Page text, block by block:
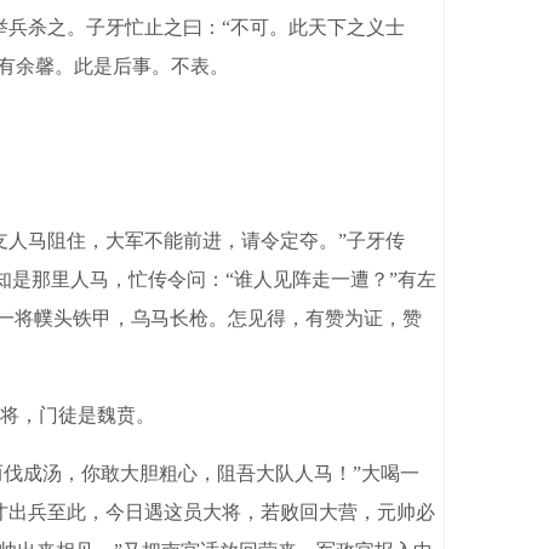
杀之。子牙忙止之曰：“不可。此天下之义士
馨。此是后事。不表。
马阻住，大军不能前进，请令定夺。”子牙传
那里人马，忙传令问：“谁人见阵走一遭？”有左
将幞头铁甲，乌马长枪。怎见得，有赞为证，赞
门徒是魏贲。
汤，你敢大胆粗心，阻吾大队人马！”大喝一
兵至此，今日遇这员大将，若败回大营，元帅必